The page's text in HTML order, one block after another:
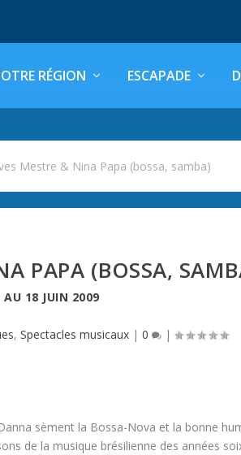
RÉGION ESCAPADE
Mestre & Nina Papa (bossa, samba)
PAPA (BOSSA,
AU 18 JUIN 2009
, Spectacles musicaux| 0 |
sèment la Bossa-Nova et la bonne
de la musique brésilienne des années